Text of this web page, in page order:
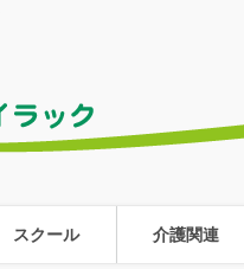
スクール 介護関連